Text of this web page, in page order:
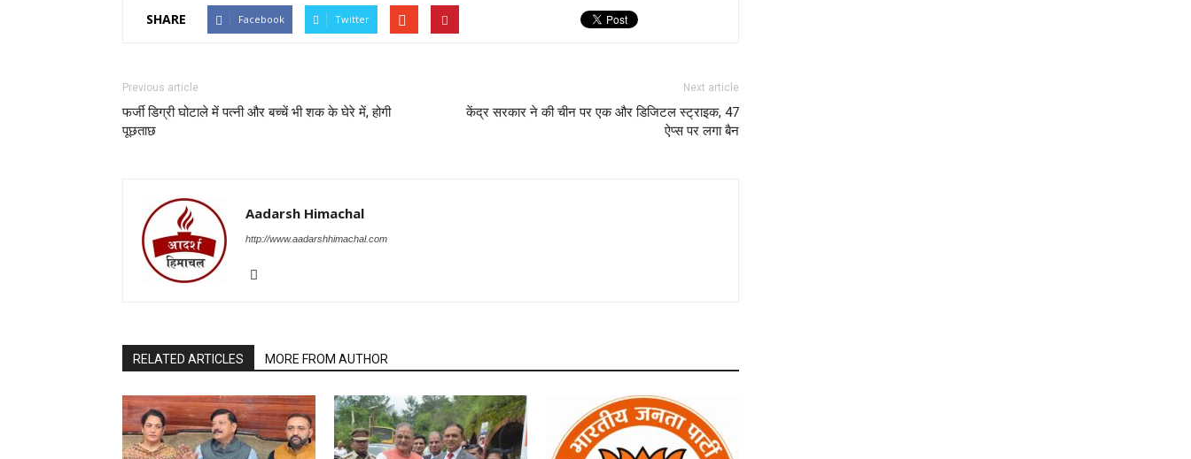
SHARE Facebook Twitter
Previous article
फर्जी डिग्री घोटाले में पत्नी और बच्चें भी शक के घेरे में, होगी
पूछताछ
Next article
केंद्र सरकार ने की चीन पर एक और डिजिटल स्ट्राइक, 47
ऐप्स पर लगा बैन
Aadarsh Himachal
http://www.aadarshhimachal.com
RELATED ARTICLES MORE FROM AUTHOR